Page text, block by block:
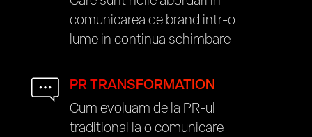
comunicarea de brand intr-o
lume in continua schimbare
PR TRANSFORMATION
Cum evoluam de la PR-ul
traditional la o comunicare